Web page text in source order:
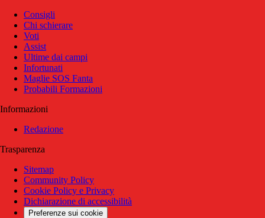
Consigli
Chi schierare
Voti
Assist
Ultime dai campi
Infortunati
Maglie SOS Fanta
Probabili Formazioni
Informazioni
Redazione
Trasparenza
Sitemap
Community Policy
Cookie Policy e Privacy
Dichiarazione di accessibilità
Preferenze sui cookie